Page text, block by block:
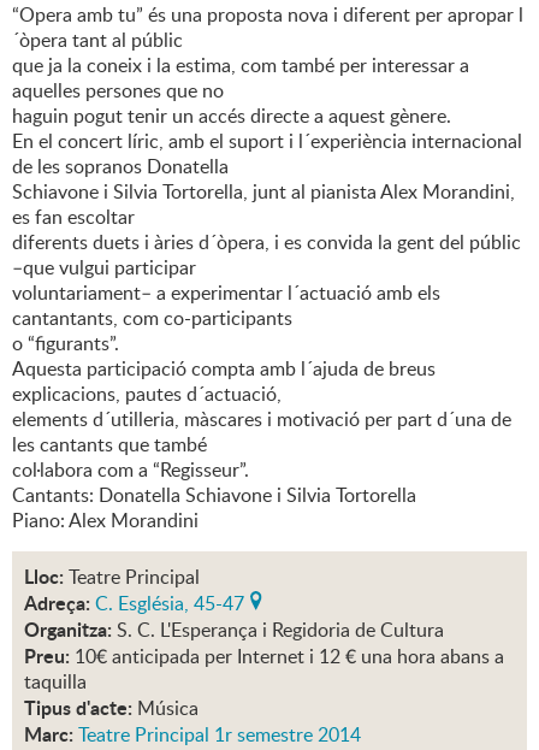
“Opera amb tu” és una proposta nova i diferent per apropar l
´òpera tant al públic
que ja la coneix i la estima, com també per interessar a
aquelles persones que no
haguin pogut tenir un accés directe a aquest gènere.
En el concert líric, amb el suport i l´experiència internacional
de les sopranos Donatella
Schiavone i Silvia Tortorella, junt al pianista Alex Morandini,
es fan escoltar
diferents duets i àries d´òpera, i es convida la gent del públic
–que vulgui participar
voluntariament– a experimentar l´actuació amb els
cantantants, com co-participants
o “figurants”.
Aquesta participació compta amb l´ajuda de breus
explicacions, pautes d´actuació,
elements d´utilleria, màscares i motivació per part d´una de
les cantants que també
col·labora com a “Regisseur”.
Cantants: Donatella Schiavone i Silvia Tortorella
Piano: Alex Morandini
Lloc: Teatre Principal
Adreça: C. Església, 45-47
Organitza: S. C. L'Esperança i Regidoria de Cultura
Preu: 10€ anticipada per Internet i 12 € una hora abans a
taquilla
Tipus d'acte: Música
Marc: Teatre Principal 1r semestre 2014